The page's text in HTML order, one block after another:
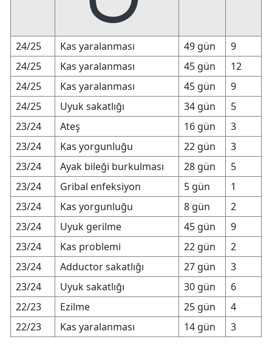
24/25 Kas yaralanması 49 gün
9
24/25
Kas yaralanması 45 gün
12
24/25
Kas yaralanması 45 gün
9
24/25
Uyuk sakatlığı 34 gün
5
23/24
Ateş 16 gün
3
23/24
Kas yorgunluğu 22 gün
3
23/24
Ayak bileği burkulması 28 gün
5
23/24
Gribal enfeksiyon 5 gün
1
23/24
Kas yorgunluğu 8 gün
2
23/24
Uyuk gerilme 45 gün
9
23/24
Kas problemi 22 gün
2
23/24
Adductor sakatlığı 27 gün
3
23/24
Uyuk sakatlığı 30 gün
6
22/23
Ezilme 25 gün
4
22/23
Kas yaralanması 14 gün 3